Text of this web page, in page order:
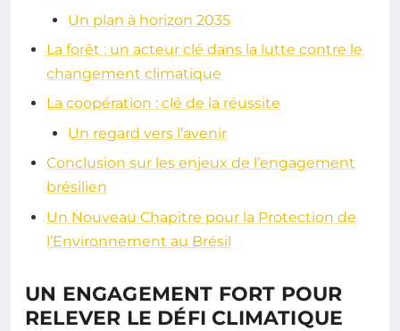
Un plan à horizon 2035
La forêt : un acteur clé dans la lutte contre le
changement climatique
La coopération : clé de la réussite
Un regard vers l’avenir
Conclusion sur les enjeux de l’engagement
brésilien
Un Nouveau Chapitre pour la Protection de
l’Environnement au Brésil
UN ENGAGEMENT FORT POUR
RELEVER LE DÉFI CLIMATIQUE